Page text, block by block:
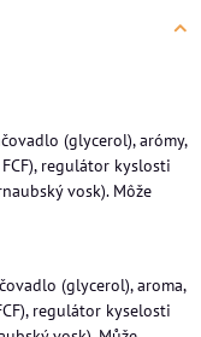
(glycerol), arómy,
regulátor kyslosti
vosk). Môže
(glycerol), aroma,
regulátor kyselosti